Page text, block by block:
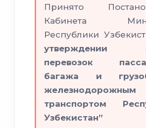
Принято
Кабинета
Республики
утверждении
перевозок
багажа и
железнодорожным
транспортом
Узбекистан”